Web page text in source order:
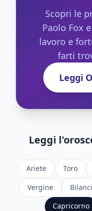
Scopri le
Paolo Fox
lavoro e
farti
Leggi
Leggi
Ariete Toro
Vergine
Capricorno